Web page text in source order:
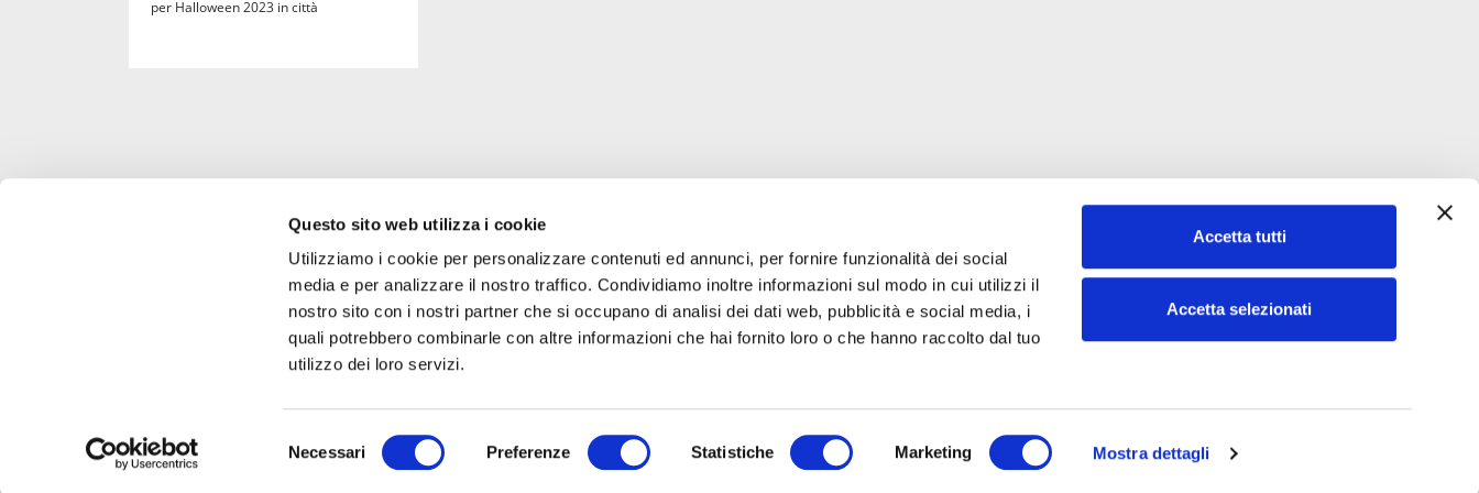
Questo sito web utilizza i cookie
Utilizziamo i cookie per personalizzare contenuti ed annunci, per fornire funzionalità dei social
media e per analizzare il nostro traffico. Condividiamo inoltre informazioni sul modo in cui utilizzi il
nostro sito con i nostri partner che si occupano di analisi dei dati web, pubblicità e social media, i
quali potrebbero combinarle con altre informazioni che hai fornito loro o che hanno raccolto dal tuo
utilizzo dei loro servizi.
del
Necessari Preferenze Statistiche Marketing Mostra dettagli
Accetta tutti
Accetta selezionati
per Halloween 2023 in città
Scarica l'app di Radiomamma!
Trova luoghi, servizi, sconti, eventi
familyfriendly a Milano!
Privacy e Cookie Site Map
©2026 All Rights Reserved.